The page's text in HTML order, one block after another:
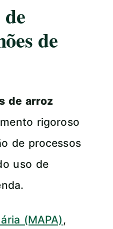
de
de arroz
rigoroso
de processos
uso de
(MAPA),